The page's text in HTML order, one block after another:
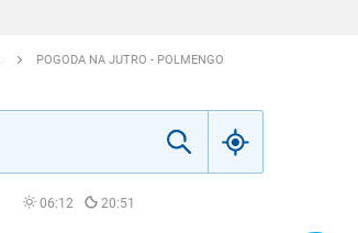
POGODA NA JUTRO - POLMENGO
06:12 20:51